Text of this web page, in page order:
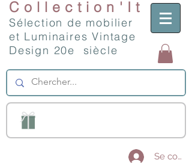
Collection'It
Sélection de mobilier
et Luminaires Vintage
Design 20e siècle
Se